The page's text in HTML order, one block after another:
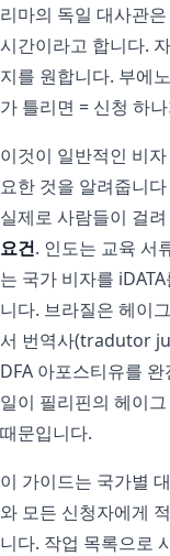
리마의 독일 대사관
시간이라고 합니다.
지를 원합니다. 부에
가 틀리면 = 신청 하
이것이 일반적인 비
요한 것을 알려줍니
실제로 사람들이 걸
요건. 인도는 교육 서
는 국가 비자를
니다. 브라질은 헤이
서 번역사(tradutor
DFA 아포스티유를
일이 필리핀의 헤이
때문입니다.
이 가이드는 국가별
와 모든 신청자에게
니다. 작업 목록으로